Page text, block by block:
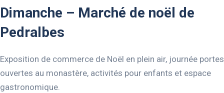
Dimanche – Marché de noël de
Pedralbes
Exposition de commerce de Noël en plein air, journée portes
ouvertes au monastère, activités pour enfants et espace
gastronomique.